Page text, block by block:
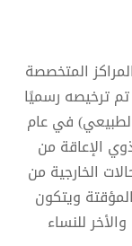
المتخصصة
ترخيصه رسميًا
في عام
الإعاقة من
الخارجية من
ويتكون
للنساء